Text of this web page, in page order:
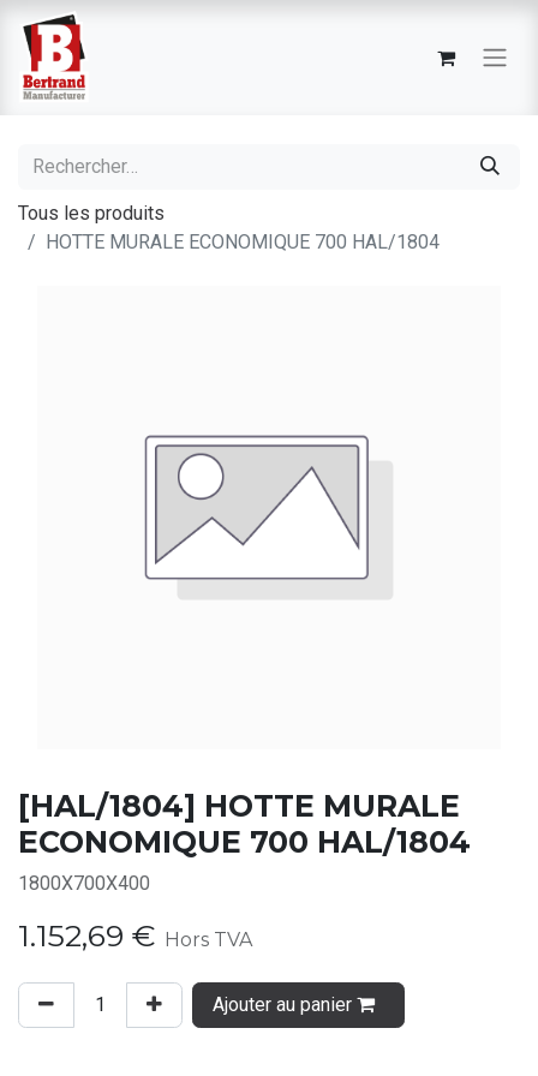
Tous les produits
HOTTE MURALE ECONOMIQUE 700 HAL/1804
[HAL/1804] HOTTE MURALE
ECONOMIQUE 700 HAL/1804
1800X700X400
1.152,69 € Hors TVA
Ajouter au panier